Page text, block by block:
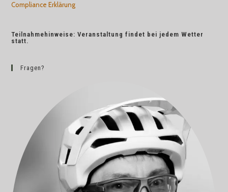
Compliance Erklärung
Teilnahmehinweise: Veranstaltung findet bei jedem Wetter
statt.
Fragen?